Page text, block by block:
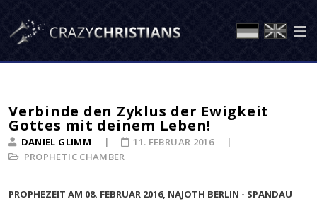
Verbinde den Zyklus der Ewigkeit
Gottes mit deinem Leben!
DANIEL GLIMM
PROPHETIC CHAMBER
11. FEBRUAR 2016
PROPHEZEIT AM 08. FEBRUAR 2016, NAJOTH BERLIN - SPANDAU